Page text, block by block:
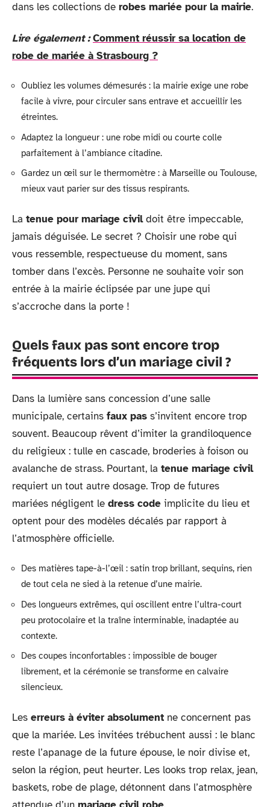
dans les collections de robes mariée pour la mairie.
Lire également : Comment réussir sa location de
robe de mariée à Strasbourg ?
Oubliez les volumes démesurés : la mairie exige une robe
facile à vivre, pour circuler sans entrave et accueillir les
étreintes.
Adaptez la longueur : une robe midi ou courte colle
parfaitement à l’ambiance citadine.
Gardez un œil sur le thermomètre : à Marseille ou Toulouse,
mieux vaut parier sur des tissus respirants.
La tenue pour mariage civildoit être impeccable,
jamais déguisée. Le secret ? Choisir une robe qui
vous ressemble, respectueuse du moment, sans
tomber dans l’excès. Personne ne souhaite voir son
entrée à la mairie éclipsée par une jupe qui
s’accroche dans la porte !
Quels faux pas sont encore trop
fréquents lors d’un mariage civil ?
Dans la lumière sans concession d’une salle
municipale, certains faux pas s’invitent encore trop
souvent. Beaucoup rêvent d’imiter la grandiloquence
du religieux : tulle en cascade, broderies à foison ou
avalanche de strass. Pourtant, la tenue mariage civil
requiert un tout autre dosage. Trop de futures
mariées négligent le dress code implicite du lieu et
optent pour des modèles décalés par rapport à
l’atmosphère officielle.
Des matières tape-à-l’œil : satin trop brillant, sequins, rien
de tout cela ne sied à la retenue d’une mairie.
Des longueurs extrêmes, qui oscillent entre l’ultra-court
peu protocolaire et la traîne interminable, inadaptée au
contexte.
Des coupes inconfortables : impossible de bouger
librement, et la cérémonie se transforme en calvaire
silencieux.
Les erreurs à éviter absolument ne concernent pas
que la mariée. Les invitées trébuchent aussi : le blanc
reste l’apanage de la future épouse, le noir divise et,
selon la région, peut heurter. Les looks trop relax, jean,
baskets, robe de plage, détonnent dans l’atmosphère